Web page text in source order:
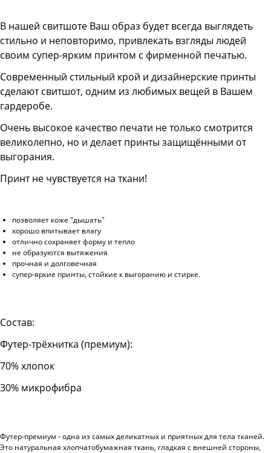
В нашей свитшоте Ваш образ будет всегда выглядеть
стильно и неповторимо, привлекать взгляды людей
своим супер-ярким принтом с фирменной печатью.
Современный стильный крой и дизайнерские принты
сделают свитшот, одним из любимых вещей в Вашем
гардеробе.
Очень высокое качество печати не только смотрится
великолепно, но и делает принты защищёнными от
выгорания.
Принт не чувствуется на ткани!
позволяет коже "дышать"
хорошо впитывает влагу
отлично сохраняет форму и тепло
не образуются вытяжения
прочная и долговечная
супер-яркие принты, стойкие к выгоранию и стирке.
Состав:
Футер-трёхнитка (премиум):
70% хлопок
30% микрофибра
Футер-премиум - одна из самых деликатных и приятных для тела тканей.
Это натуральная хлопчатобумажная ткань, гладкая с внешней стороны,